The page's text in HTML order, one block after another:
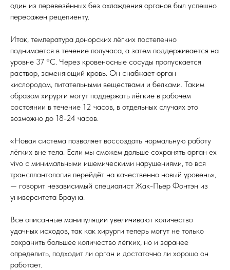
один из перевезённых без охлаждения органов был успешно
пересажен рецепиенту.
Итак, температура донорских лёгких постепенно
поднимается в течение получаса, а затем поддерживается на
уровне 37 °С. Через кровеносные сосуды пропускается
раствор, заменяющий кровь. Он снабжает орган
кислородом, питательными веществами и белками. Таким
образом хирурги могут поддержать лёгкие в рабочем
состоянии в течение 12 часов, в отдельных случаях это
возможно до 18-24 часов.
«Новая система позволяет воссоздать нормальную работу
лёгких вне тела. Если мы сможем дольше сохранять орган ex
vivo с минимальными ишемическими нарушениями, то вся
трансплантология перейдёт на качественно новый уровень»,
— говорит независимый специалист Жак-Пьер Фонтэн из
университета Брауна.
Все описанные манипуляции увеличивают количество
удачных исходов, так как хирурги теперь могут не только
сохранить большее количество лёгких, но и заранее
определить, подходит ли орган и достаточно ли хорошо он
работает.